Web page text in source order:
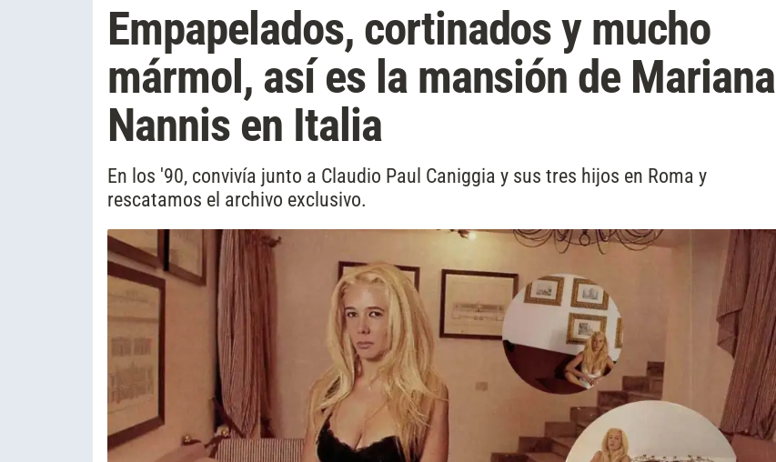
Empapelados, cortinados y mucho
mármol, así es la mansión de Mariana
Nannis en Italia
En los '90, convivía junto a Claudio Paul Caniggia y sus tres hijos en Roma y
rescatamos el archivo exclusivo.